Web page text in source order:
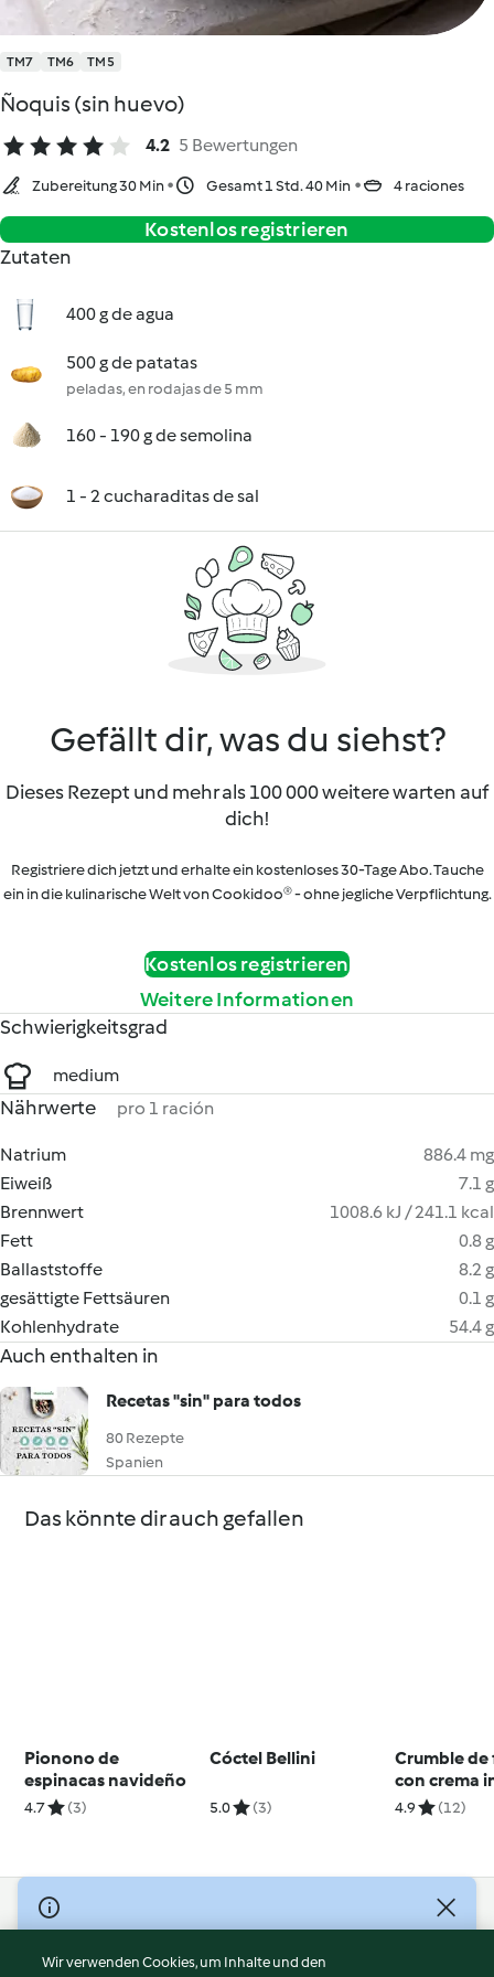
TM7 TM6 TM5
Ñoquis (sin huevo)
4.2 5 Bewertungen
Zubereitung 30 Min Gesamt 1 Std. 40 Min 4 raciones
Kostenlos registrieren
Zutaten
400 g de agua
500 g de patatas
peladas, en rodajas de 5 mm
160 - 190 g de semolina
1 - 2 cucharaditas de sal
Gefällt dir, was du siehst?
Dieses Rezept und mehr als 100 000 weitere warten auf
dich!
Registriere dich jetzt und erhalte ein kostenloses 30-Tage Abo. Tauche
ein in die kulinarische Welt von Cookidoo® - ohne jegliche Verpflichtung.
Kostenlos registrieren
Weitere Informationen
Schwierigkeitsgrad
medium
Nährwerte pro 1 ración
Natrium
886.4 mg
Eiweiß
7.1 g
Brennwert
1008.6 kJ / 241.1 kcal
Fett
0.8 g
Ballaststoffe
8.2 g
gesättigte Fettsäuren
0.1 g
Kohlenhydrate
54.4 g
Auch enthalten in
Recetas "sin" para todos
80 Rezepte
Spanien
Das könnte dir auch gefallen
Pionono de
espinacas navideño
4.7 (3)
Cóctel Bellini
5.0 (3)
Crumble de
con crema
4.9 (12)
© Copyright 2026
Nutzungsbedingungen
Wir verwenden Cookies, um Inhalte und den